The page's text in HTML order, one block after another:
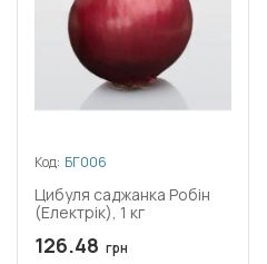
Код: БГ006
Цибуля саджанка Робін
(Електрік), 1 кг
126.48 грн